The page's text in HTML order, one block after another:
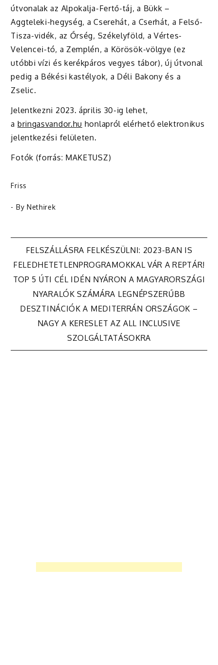
útvonalak az Alpokalja-Fertő-táj, a Bükk –
Aggteleki-hegység, a Cserehát, a Cserhát, a Felső-
Tisza-vidék, az Őrség, Székelyföld, a Vértes-
Velencei-tó, a Zemplén, a Körösök-völgye (ez
utóbbi vízi és kerékpáros vegyes tábor), új útvonal
pedig a Békési kastélyok, a Déli Bakony és a
Zselic.
Jelentkezni 2023. április 30-ig lehet,
a bringasvandor.hu honlapról elérhető elektronikus
jelentkezési felületen.
Fotók (forrás: MAKETUSZ)
Friss
- By Nethirek
Bejegyzés
navigáció
FELSZÁLLÁSRA FELKÉSZÜLNI: 2023-BAN IS
FELEDHETETLENPROGRAMOKKAL VÁR A REPTÁR!
TOP 5 ÚTI CÉL IDÉN NYÁRON A MAGYARORSZÁGI
NYARALÓK SZÁMÁRA LEGNÉPSZERŰBB
DESZTINÁCIÓK A MEDITERRÁN ORSZÁGOK –
NAGY A KERESLET AZ ALL INCLUSIVE
SZOLGÁLTATÁSOKRA